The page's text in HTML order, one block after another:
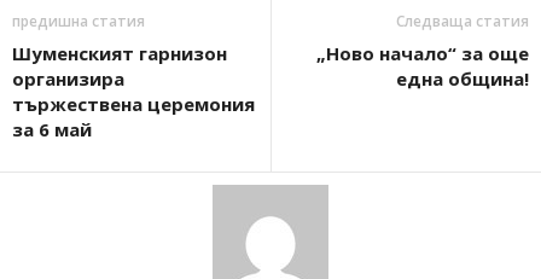
предишна статия
Шуменският гарнизон
организира
тържествена церемония
за 6 май
Следваща статия
„Ново начало“ за още
една община!